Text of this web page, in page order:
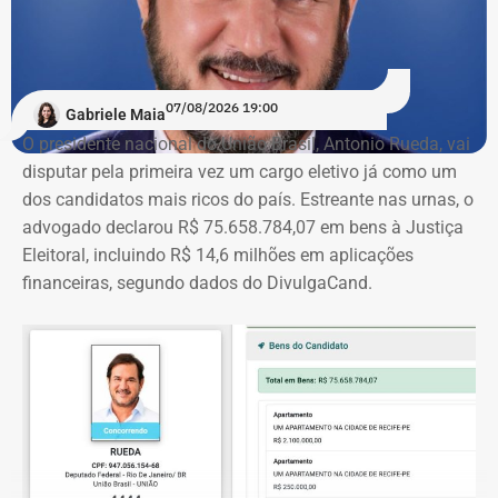
Gabriele Maia07/08/2026 19:00
O presidente nacional do União Brasil, Antonio Rueda, vai
disputar pela primeira vez um cargo eletivo já como um
dos candidatos mais ricos do país. Estreante nas urnas, o
advogado declarou R$ 75.658.784,07 em bens à Justiça
Eleitoral, incluindo R$ 14,6 milhões em aplicações
financeiras, segundo dados do DivulgaCand.